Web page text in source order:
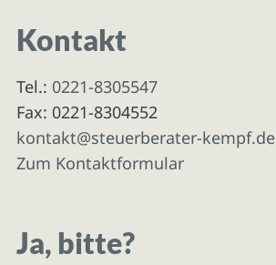
Kontakt
Tel.: 0221-8305547
Fax: 0221-8304552
kontakt@steuerberater-kempf.de
Zum Kontaktformular
Ja, bitte?